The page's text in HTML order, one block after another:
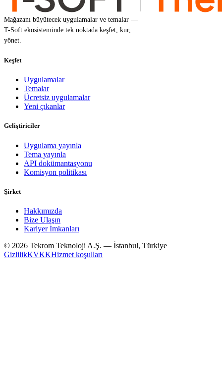
Mağazanı büyütecek uygulamalar ve temalar —
T-Soft ekosisteminde tek noktada keşfet, kur,
yönet.
Keşfet
Uygulamalar
Temalar
Ücretsiz uygulamalar
Yeni çıkanlar
Geliştiriciler
Uygulama yayınla
Tema yayınla
API dokümantasyonu
Komisyon politikası
Şirket
Hakkımızda
Bize Ulaşın
Kariyer İmkanları
© 2026 Tekrom Teknoloji A.Ş. — İstanbul, Türkiye
GizlilikKVKKHizmet koşulları